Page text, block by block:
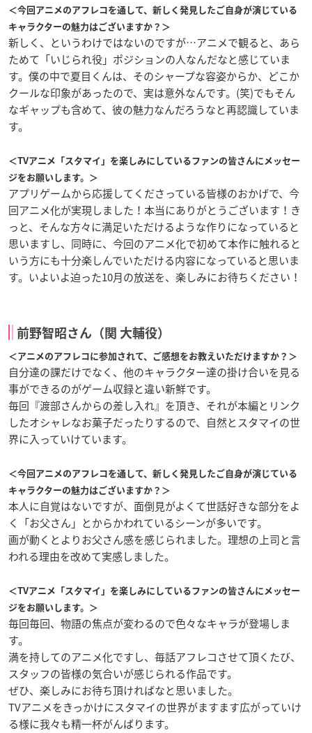
＜今回アニメのアフレコを通して、新しく発見したご自身が演じている
キャラクターの魅力はございますか？＞
新しく、というわけではないのですが…アニメで観ると、あら
ためて「いじられ役」ポジションの人なんだなと感じていま
す。僕の中で夏目くんは、そのシャープな容姿からか、どこか
クールな印象があったので、実は意外なんです。(笑)でもそん
なギャップも含めて、彼の魅力なんだろうなと再認識していま
す。
＜TVアニメ「スタマイ」を楽しみにしているファンの皆さんにメッセー
ジをお願いします。＞
アプリゲームから応援してくださっている皆様のおかげで、今
回アニメ化が実現しました！本当にありがとうございます！き
っと、そんな方々に満足いただけるような作りになっていると
思いますし、同時に、今回のアニメ化で初めて本作に触れると
いう方にも十分楽しんでいただける内容になっていると思いま
す。いよいよ迫った10月の放送を、楽しみにお待ちください！
前野智昭さん（関 大輔役）
＜アニメのアフレコに参加されて、ご感想をお教えいただけますか？＞
自分達の課だけでなく、他のキャラクター達の掛け合いを見る
事ができるのがゲーム収録と違い新鮮です。
毎回『渡部さんからの差し入れ』を頂き、それが本編とリンク
したオシャレなお菓子だったりするので、自然とスタマイの世
界に入っていけています。
＜今回アニメのアフレコを通して、新しく発見したご自身が演じている
キャラクターの魅力はございますか？＞
本人に自覚はないですが、面倒見がよくて世話好きな部分をよ
く「お父さん」とからかわれているシーンが多いです。
画が動くとよりお父さん感を感じられました。理想の上司と言
われる理由を改めて実感しました。
＜TVアニメ「スタマイ」を楽しみにしているファンの皆さんにメッセー
ジをお願いします。＞
毎回毎回、物語の焦点が変わるので色々なキャラが登場しま
す。
満を持してのアニメ化ですし、毎話アフレコさせて頂くたび、
スタッフの皆様の気合いが感じられる作品です。
ぜひ、楽しみにお待ち頂ければなと思いました。
TVアニメをきっかけにスタマイの世界がますます広がっていけ
る様に我々も精一杯がんばります。